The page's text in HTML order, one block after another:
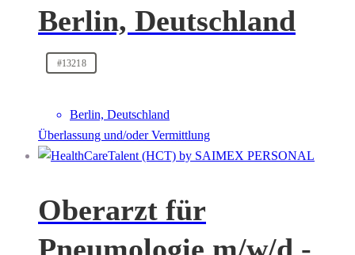
Berlin, Deutschland
#13218
Berlin, Deutschland
Überlassung und/oder Vermittlung
Oberarzt für